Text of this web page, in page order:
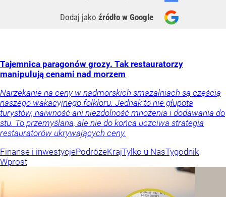
Dodaj jako źródło w Google
Tajemnica paragonów grozy. Tak restauratorzy
manipulują cenami nad morzem
Narzekanie na ceny w nadmorskich smażalniach są częścią
naszego wakacyjnego folkloru. Jednak to nie głupota
turystów, naiwność ani niezdolność mnożenia i dodawania do
stu. To przemyślana, ale nie do końca uczciwa strategia
restauratorów ukrywających ceny.
Finanse i inwestycjePodróżeKrajTylko u NasTygodnik
Wprost